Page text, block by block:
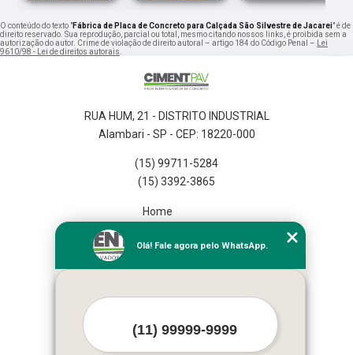
O conteúdo do texto "Fábrica de Placa de Concreto para Calçada São Silvestre de Jacarei" é de
direito reservado. Sua reprodução, parcial ou total, mesmo citando nossos links, é proibida sem a
autorização do autor. Crime de violação de direito autoral – artigo 184 do Código Penal – Lei
9610/98 - Lei de direitos autorais.
RUA HUM, 21 - DISTRITO INDUSTRIAL
Alambari - SP - CEP: 18220-000
(15) 99711-5284
(15) 3392-3865
Home
Missão
Serviços
Olá! Fale agora pelo WhatsApp.